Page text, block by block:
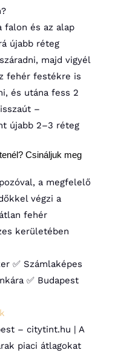
falon és az alap
újabb réteg
majd vigyél
fehér festékre is
és utána fess 2
–
újabb 2–3 réteg
Csináljuk meg
a megfelelő
végzi a
fehér
kerületében
✅ Számlaképes
✅ Budapest
– citytint.hu | A
piaci átlagokat